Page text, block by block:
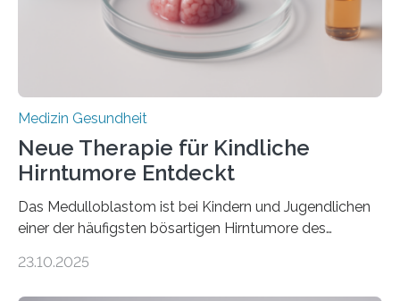
sich die linke Herzkammer verdickt, der Herzmuskel zu
stark kontrahiert…
Medizin Gesundheit
Neue Therapie für Kindliche
Hirntumore Entdeckt
Das Medulloblastom ist bei Kindern und Jugendlichen
einer der häufigsten bösartigen Hirntumore des
Betroffenen können mit heutigen Methoden geheilt
23.10.2025